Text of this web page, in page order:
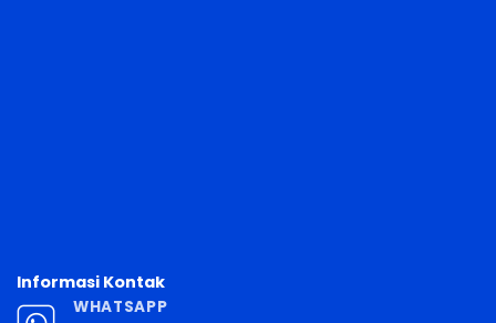
Informasi Kontak
WHATSAPP